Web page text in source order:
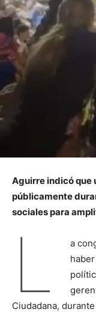
Aguirre indicó que
públicamente
sociales para
L
a
Ciudadana,